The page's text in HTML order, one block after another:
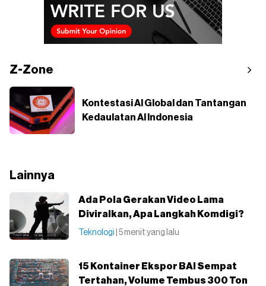
Z-Zone
Kontestasi AI Global dan Tantangan
Kedaulatan AI Indonesia
Lainnya
Ada Pola Gerakan Video Lama
Diviralkan, Apa Langkah Komdigi?
Teknologi | 5 menit yang lalu
15 Kontainer Ekspor BAI Sempat
Tertahan, Volume Tembus 300 Ton